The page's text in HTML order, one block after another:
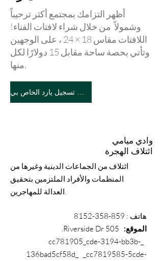
أظهر التزامك بمجتمع أكثر ترحيباً
وشمولاً ​ من خلال شراء لافتات الفناء!
اللافتات مقاس 18 × 24 ، على الوجهين
وتأتي بحصة ساحة مقابل 15 دولارًا لكل
منها.
احصل على تسجيل يارد الخاص بي!
وادي ميامي
ائتلاف الهجرة
ائتلاف من الجماعات الدينية وغيرها من
المنظمات والأفراد الملتزمين بتحقيق
العدالة للمهاجرين.
هاتف :
859-358-8152
الموقع:
_cc781905_cde-3194-bb3b-
136bad5cf58d_ _cc7819585-5cde-